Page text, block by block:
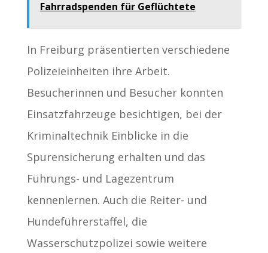
Fahrradspenden für Geflüchtete
In Freiburg präsentierten verschiedene
Polizeieinheiten ihre Arbeit.
Besucherinnen und Besucher konnten
Einsatzfahrzeuge besichtigen, bei der
Kriminaltechnik Einblicke in die
Spurensicherung erhalten und das
Führungs- und Lagezentrum
kennenlernen. Auch die Reiter- und
Hundeführerstaffel, die
Wasserschutzpolizei sowie weitere